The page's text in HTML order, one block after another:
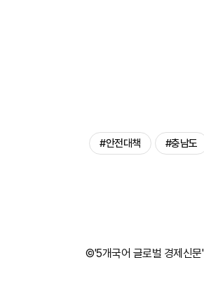
#안전대책 #충남도
©'5개국어 글로벌 경제신문